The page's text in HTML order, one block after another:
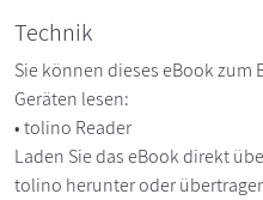
Technik
Sie können dieses eBook
Geräten lesen:
• tolino Reader
Laden Sie das eBook direkt
tolino herunter oder